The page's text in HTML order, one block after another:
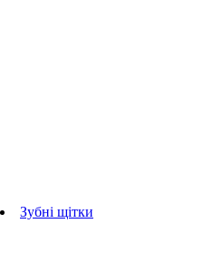
Зубні щітки